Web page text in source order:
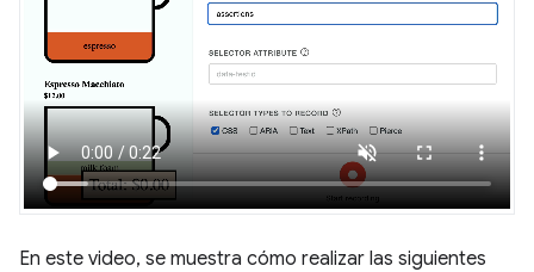
En este video, se muestra cómo realizar las siguientes